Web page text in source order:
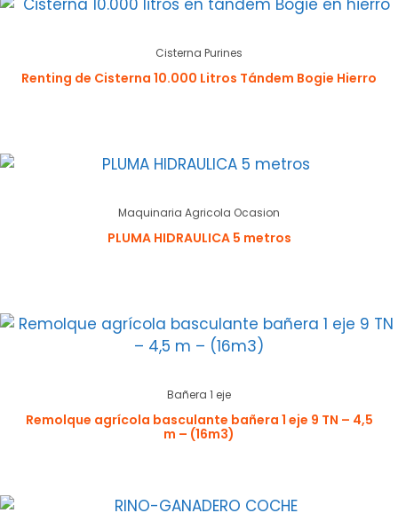
Cisterna Purines
Renting de Cisterna 10.000 Litros Tándem Bogie Hierro
Maquinaria Agricola Ocasion
PLUMA HIDRAULICA 5 metros
Bañera 1 eje
Remolque agrícola basculante bañera 1 eje 9 TN – 4,5
m – (16m3)